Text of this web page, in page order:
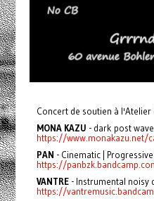
Concert de soutien à l'Atelier
MONA KAZU - dark post
https://www.monakazu.net/
PAN - Cinematic |
https://
VANTRE- Instrumental noisy
https://